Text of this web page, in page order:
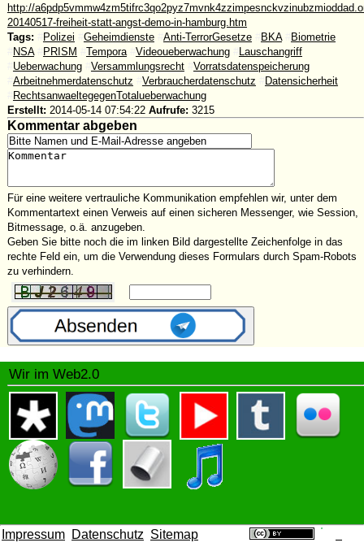
http://
20140517-freiheit-statt-angst-demo-in-hamburg.htm
Tags:
Polizei Geheimdienste Anti-TerrorGesetze BKA
Biometrie
NSA PRISM Tempora Videoueberwachung
Lauschangriff
Ueberwachung Versammlungsrecht
Vorratsdatenspeicherung
Arbeitnehmerdatenschutz Verbraucherdatenschutz
Datensicherheit
RechtsanwaeltegegenTotalueberwachung
Erstellt: 2014-05-14 07:54:22 Aufrufe: 3215
Kommentar abgeben
Für eine weitere vertrauliche Kommunikation empfehlen wir, unter dem
Kommentartext einen Verweis auf einen sicheren Messenger, wie Session,
Bitmessage, o.ä. anzugeben.
Geben Sie bitte noch die im linken Bild dargestellte Zeichenfolge in das
rechte Feld ein, um die Verwendung dieses Formulars durch Spam-Robots
zu verhindern.
Wir im Web2.0
Impressum Datenschutz Sitemap